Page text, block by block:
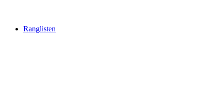
Ranglisten